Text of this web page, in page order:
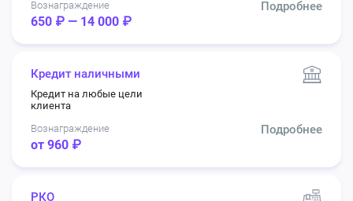
Вознаграждение
650 ₽ — 14 000 ₽
Подробнее
Кредит наличными
Кредит на любые цели
клиента
Вознаграждение
от 960 ₽
Подробнее
РКО